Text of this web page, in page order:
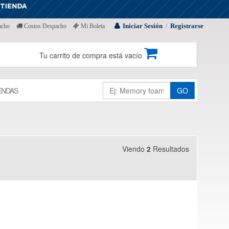
Iniciar Sesión / Registrarse
Costos Despacho Mi Boleta
Tu carrito de compra está vacío
GO
Viendo 2 Resultados